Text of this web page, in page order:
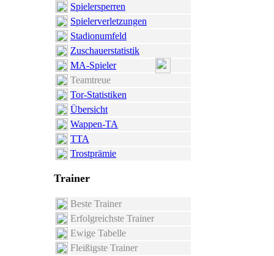
Spielersperren
Spielerverletzungen
Stadionumfeld
Zuschauerstatistik
MA-Spieler
Teamtreue
Tor-Statistiken
Übersicht
Wappen-TA
TTA
Trostprämie
Trainer
Beste Trainer
Erfolgreichste Trainer
Ewige Tabelle
Fleißigste Trainer